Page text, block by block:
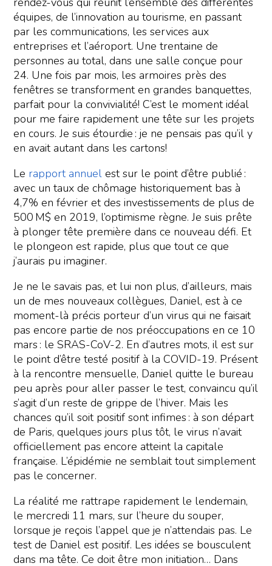
équipes, de l’innovation au tourisme, en passant
par les communications, les services aux
entreprises et l’aéroport. Une trentaine de
personnes au total, dans une salle conçue pour
24. Une fois par mois, les armoires près des
fenêtres se transforment en grandes banquettes,
parfait pour la convivialité! C’est le moment idéal
pour me faire rapidement une tête sur les projets
en cours. Je suis étourdie : je ne pensais pas qu’il y
en avait autant dans les cartons!
Le rapport annuel est sur le point d’être publié :
avec un taux de chômage historiquement bas à
4,7% en février et des investissements de plus de
500 M$ en 2019, l’optimisme règne. Je suis prête
à plonger tête première dans ce nouveau défi. Et
le plongeon est rapide, plus que tout ce que
j’aurais pu imaginer.
Je ne le savais pas, et lui non plus, d’ailleurs, mais
un de mes nouveaux collègues, Daniel, est à ce
moment-là précis porteur d’un virus qui ne faisait
pas encore partie de nos préoccupations en ce 10
mars : le SRAS-CoV-2. En d’autres mots, il est sur
le point d’être testé positif à la COVID-19. Présent
à la rencontre mensuelle, Daniel quitte le bureau
peu après pour aller passer le test, convaincu qu’il
s’agit d’un reste de grippe de l’hiver. Mais les
chances qu’il soit positif sont infimes : à son départ
de Paris, quelques jours plus tôt, le virus n’avait
officiellement pas encore atteint la capitale
française. L’épidémie ne semblait tout simplement
pas le concerner.
La réalité me rattrape rapidement le lendemain,
le mercredi 11 mars, sur l’heure du souper,
lorsque je reçois l’appel que je n’attendais pas. Le
test de Daniel est positif. Les idées se bousculent
dans ma tête. Ce doit être mon initiation… Dans